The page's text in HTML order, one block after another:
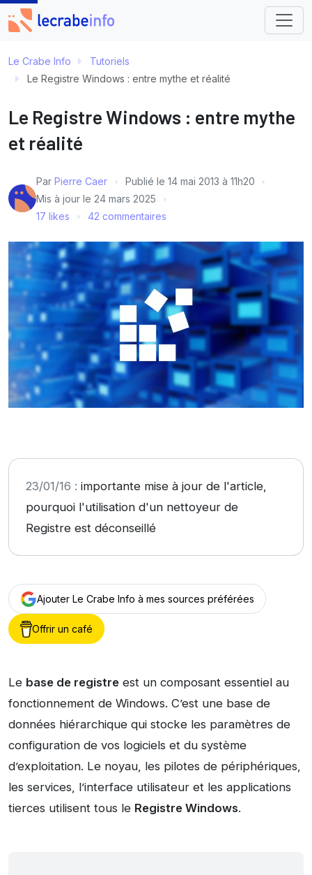
Le Crabe Info
Tutoriels
Le Registre Windows : entre mythe et réalité
Le Registre Windows : entre mythe
et réalité
Par Pierre Caer Publié le 14 mai 2013 à 11h20
Mis à jour le 24 mars 2025
17 likes
42 commentaires
23/01/16 : importante mise à jour de l'article,
pourquoi l'utilisation d'un nettoyeur de
Registre est déconseillé
Ajouter Le Crabe Info à mes sources préférées
Offrir un café
Le base de registre est un composant essentiel au
fonctionnement de Windows. C’est une base de
données hiérarchique qui stocke les paramètres de
configuration de vos logiciels et du système
d’exploitation. Le noyau, les pilotes de périphériques,
les services, l’interface utilisateur et les applications
tierces utilisent tous le Registre Windows.